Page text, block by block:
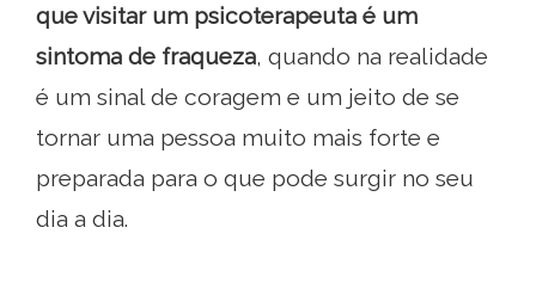
que visitar um psicoterapeuta é um
sintoma de fraqueza, quando na realidade
é um sinal de coragem e um jeito de se
tornar uma pessoa muito mais forte e
preparada para o que pode surgir no seu
dia a dia.